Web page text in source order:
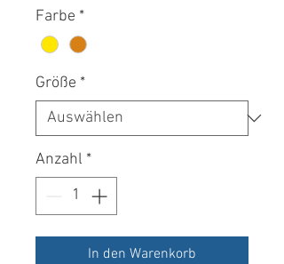
Farbe *
Größe *
Anzahl *
In den Warenkorb